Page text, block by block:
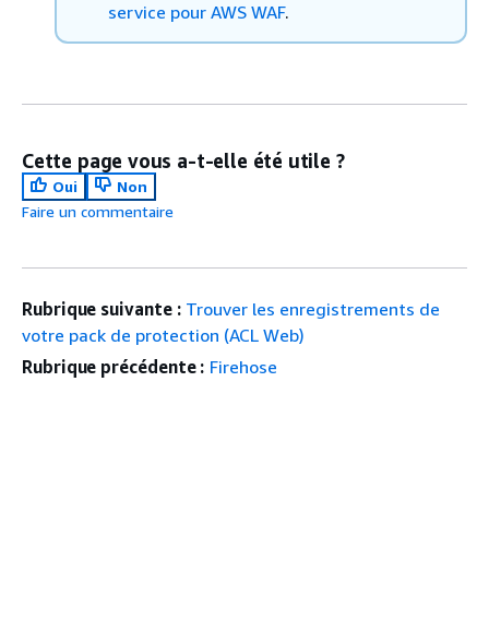
service pour AWS WAF.
Cette page vous a-t-elle été utile ?
Oui
Non
Faire un commentaire
Rubrique suivante : Trouver les enregistrements de
votre pack de protection (ACL Web)
Rubrique précédente : Firehose